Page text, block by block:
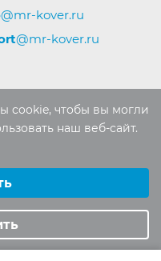
@mr-kover.ru
@mr-kover.ru
MR-KOVER.RU
Воспроизведение
разрешения
cookie, чтобы вы могли
наш веб-сайт.